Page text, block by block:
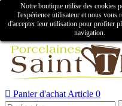
Créer un compteConnexion
 Panier d'achat Article 0
Notre boutique utilise des cookies
l'expérience utilisateur et nous vous
d'accepter leur utilisation pour profiter
navigation.